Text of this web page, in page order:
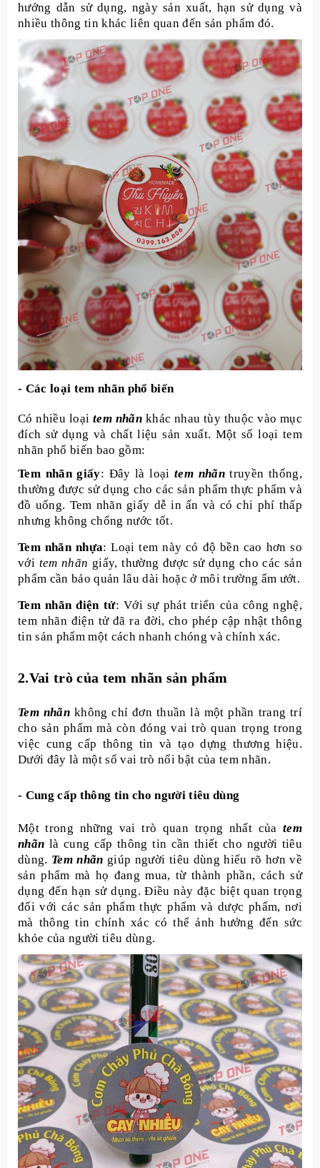
hướng dẫn sử dụng, ngày sản xuất, hạn sử dụng và
nhiều thông tin khác liên quan đến sản phẩm đó.
- Các loại tem nhãn phổ biến
Có nhiều loại tem nhãn khác nhau tùy thuộc vào mục
đích sử dụng và chất liệu sản xuất. Một số loại tem
nhãn phổ biến bao gồm:
Tem nhãn giấy: Đây là loạitem nhãntruyền thống,
thường được sử dụng cho các sản phẩm thực phẩm và
đồ uống. Tem nhãn giấy dễ in ấn và có chi phí thấp
nhưng không chống nước tốt.
Tem nhãn nhựa: Loại tem này có độ bền cao hơn so
với tem nhãn giấy, thường được sử dụng cho các sản
phẩm cần bảo quản lâu dài hoặc ở môi trường ẩm ướt.
Tem nhãn điện tử: Với sự phát triển của công nghệ,
tem nhãn điện tử đã ra đời, cho phép cập nhật thông
tin sản phẩm một cách nhanh chóng và chính xác.
2.Vai trò của tem nhãn sản phẩm
Tem nhãn không chỉ đơn thuần là một phần trang trí
cho sản phẩm mà còn đóng vai trò quan trọng trong
việc cung cấp thông tin và tạo dựng thương hiệu.
Dưới đây là một số vai trò nổi bật của tem nhãn.
- Cung cấp thông tin cho người tiêu dùng
Một trong những vai trò quan trọng nhất của tem
nhãn là cung cấp thông tin cần thiết cho người tiêu
dùng. Tem nhãn giúp người tiêu dùng hiểu rõ hơn về
sản phẩm mà họ đang mua, từ thành phần, cách sử
dụng đến hạn sử dụng. Điều này đặc biệt quan trọng
đối với các sản phẩm thực phẩm và dược phẩm, nơi
mà thông tin chính xác có thể ảnh hưởng đến sức
khỏe của người tiêu dùng.